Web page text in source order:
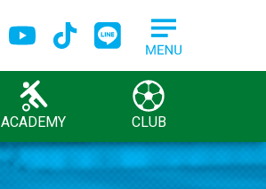
ACADEMY CLUB